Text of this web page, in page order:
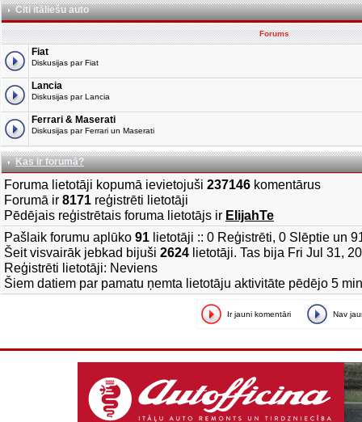
Citi itāliešu auto
Forums
Fiat
Diskusijas par Fiat
Lancia
Diskusijas par Lancia
Ferrari & Maserati
Diskusijas par Ferrari un Maserati
Kas ir forumā?
Foruma lietotāji kopumā ievietojuši 237146 komentārus
Forumā ir 8171 reģistrēti lietotāji
Pēdējais reģistrētais foruma lietotājs ir ElijahTe
Pašlaik forumu aplūko 91 lietotāji :: 0 Reģistrēti, 0 Slēptie un
Šeit visvairāk jebkad bijuši 2624 lietotāji. Tas bija Fri Jul 31,
Reģistrēti lietotāji: Neviens
Šiem datiem par pamatu ņemta lietotāju aktivitāte pēdējo 5
Ir jauni komentāri Nav